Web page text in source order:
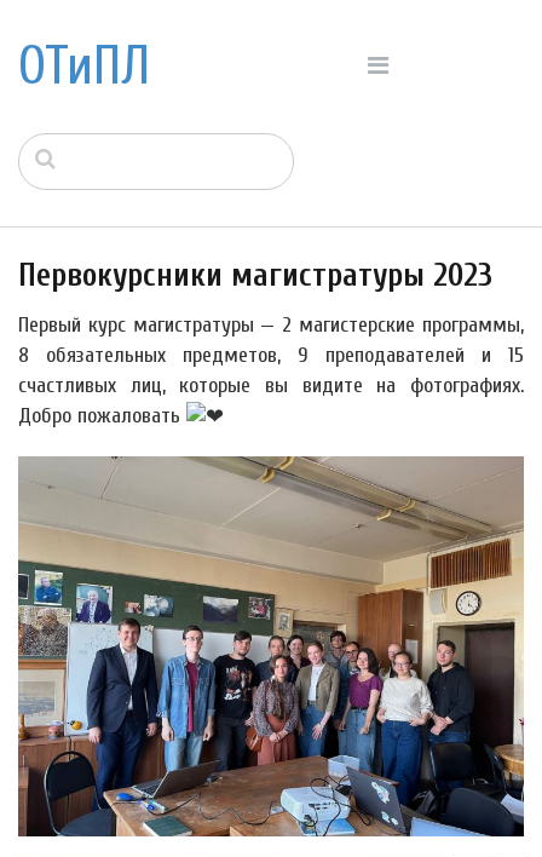
ОТиПЛ
Первокурсники магистратуры 2023
Первый курс магистратуры — 2 магистерские программы,
8 обязательных предметов, 9 преподавателей и 15
счастливых лиц, которые вы видите на фотографиях.
Добро пожаловать